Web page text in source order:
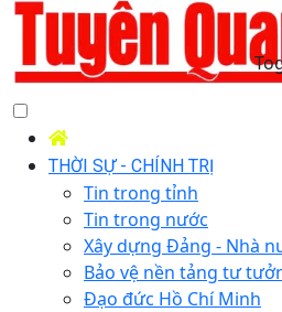
THỜI SỰ - CHÍNH TRỊ
Tin trong tỉnh
Tin trong nước
Xây dựng Đảng - Nhà
Bảo vệ nền tảng tư
Đạo đức Hồ Chí Minh